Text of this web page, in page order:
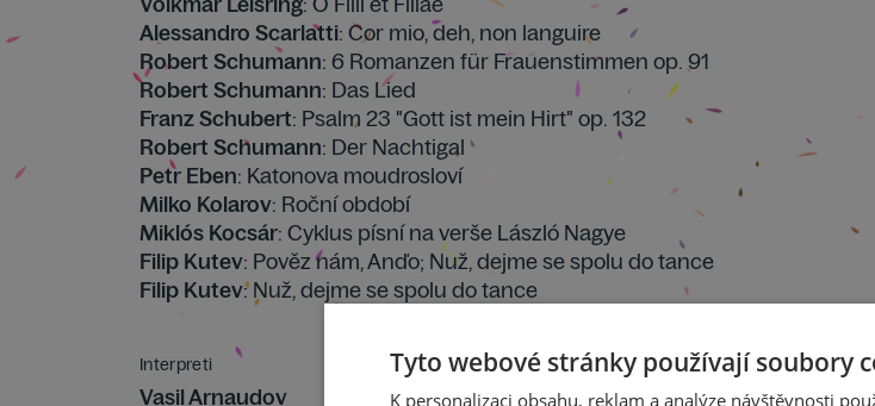
Alessandro Scarlatti: Cor mio, deh, non languire
Robert Schumann: 6 Romanzen für Frauenstimmen op. 91
Robert Schumann: Das Lied
Franz Schubert: Psalm 23 "Gott ist mein Hirt" op. 132
Robert Schumann: Der Nachtigal
Petr Eben: Katonova moudrosloví
Milko Kolarov: Roční období
Miklós Kocsár: Cyklus písní na verše László Nagye
Filip Kutev: Pověz nám, Anďo; Nuž, dejme se spolu do tance
Filip Kutev: Nuž, dejme se spolu do tance
Interpreti
Vasil Arnaudov
Tyto webové stránky používají soubory
K personalizaci obsahu, reklam a analýze návštěvnosti